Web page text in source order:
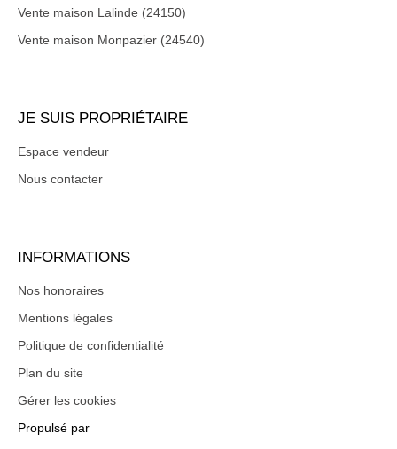
Vente maison Lalinde (24150)
Vente maison Monpazier (24540)
JE SUIS PROPRIÉTAIRE
Espace vendeur
Nous contacter
INFORMATIONS
Nos honoraires
Mentions légales
Politique de confidentialité
Plan du site
Gérer les cookies
Propulsé par